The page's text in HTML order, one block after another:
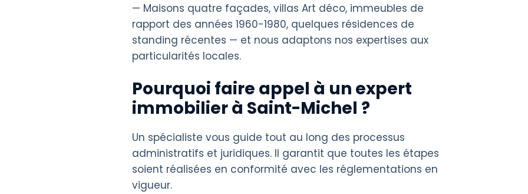
— Maisons quatre façades, villas Art déco, immeubles de
rapport des années 1960-1980, quelques résidences de
standing récentes — et nous adaptons nos expertises aux
particularités locales.
Pourquoi faire appel à un expert
immobilier à Saint-Michel ?
Un spécialiste vous guide tout au long des processus
administratifs et juridiques. Il garantit que toutes les étapes
soient réalisées en conformité avec les réglementations en
vigueur.